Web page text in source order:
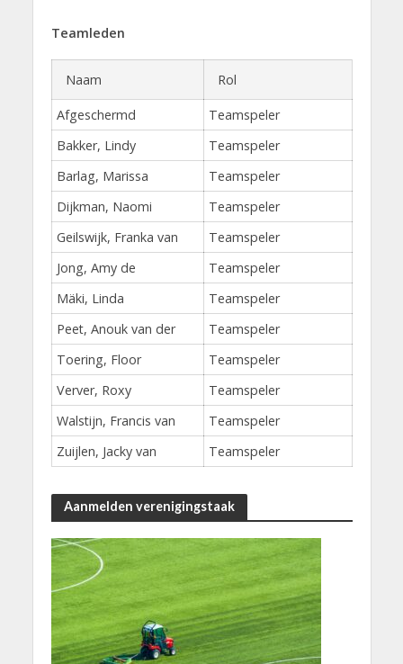
Teamleden
Naam Rol
Afgeschermd
Teamspeler
Bakker, Lindy
Teamspeler
Barlag, Marissa
Teamspeler
Dijkman, Naomi
Teamspeler
Geilswijk, Franka van
Teamspeler
Jong, Amy de
Teamspeler
Mäki, Linda
Teamspeler
Peet, Anouk van der
Teamspeler
Toering, Floor
Teamspeler
Verver, Roxy
Teamspeler
Walstijn, Francis van
Teamspeler
Zuijlen, Jacky van
Teamspeler
Aanmelden verenigingstaak